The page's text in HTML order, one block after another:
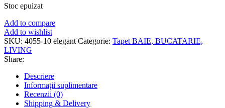
Stoc epuizat
Add to compare
Add to wishlist
SKU: 4055-10 elegant Categorie: Tapet BAIE, BUCATARIE,
LIVING
Share:
Descriere
Informații suplimentare
Recenzii (0)
Shipping & Delivery